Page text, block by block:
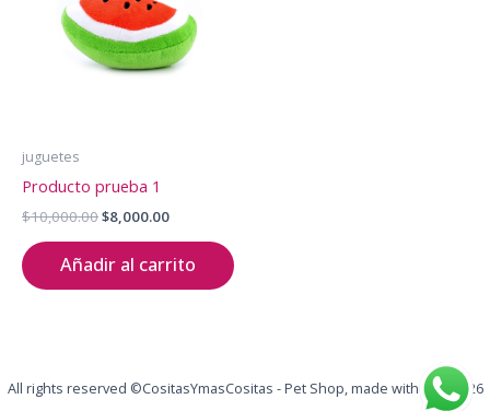
juguetes
Producto prueba 1
$10,000.00Original
$10,000.00.
$8,000.00Current
$8,000.00.
Añadir al carrito
All rights reserved ©CositasYmasCositas - Pet Shop, made with love 2026